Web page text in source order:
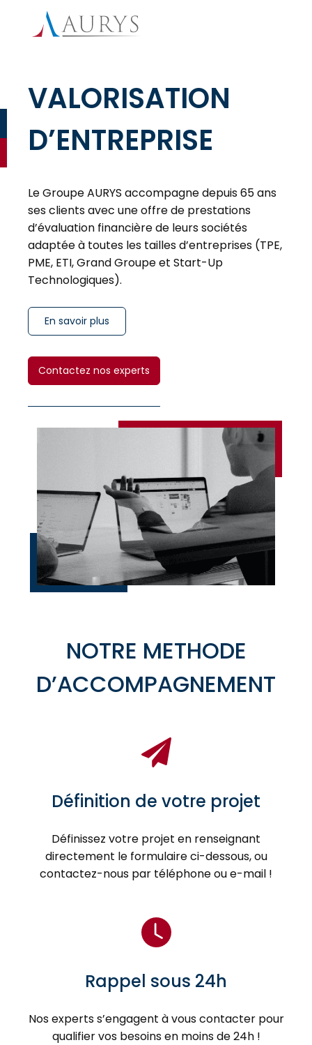
VALORISATION
D’ENTREPRISE
Le Groupe AURYS accompagne depuis 65 ans
ses clients avec une offre de prestations
d’évaluation financière de leurs sociétés
adaptée à toutes les tailles d’entreprises (TPE,
PME, ETI, Grand Groupe et Start-Up
Technologiques).
En savoir plus
Contactez nos experts
NOTRE METHODE
D’ACCOMPAGNEMENT
Définition de votre projet
Définissez votre projet en renseignant
directement le formulaire ci-dessous, ou
contactez-nous par téléphone ou e-mail !
Rappel sous 24h
Nos experts s’engagent à vous contacter pour
qualifier vos besoins en moins de 24h !